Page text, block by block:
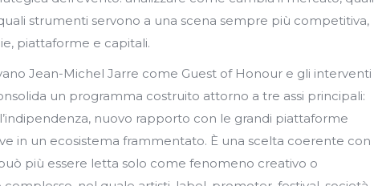
strumenti servono a una scena sempre più competitiva,
piattaforme e capitali.
Jean-Michel Jarre come Guest of Honour e gli interventi
un programma costruito attorno a tre assi principali:
nuovo rapporto con le grandi piattaforme
in un ecosistema frammentato. È una scelta coerente con
più essere letta solo come fenomeno creativo o